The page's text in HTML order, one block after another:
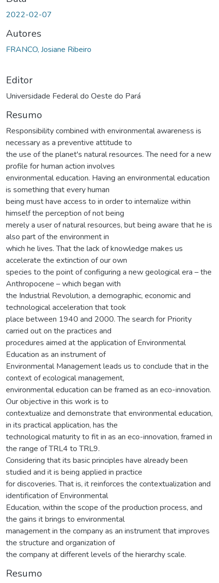
2022-02-07
Autores
FRANCO, Josiane Ribeiro
Editor
Universidade Federal do Oeste do Pará
Resumo
Responsibility combined with environmental awareness is
necessary as a preventive attitude to
the use of the planet's natural resources. The need for a new
profile for human action involves
environmental education. Having an environmental education
is something that every human
being must have access to in order to internalize within
himself the perception of not being
merely a user of natural resources, but being aware that he is
also part of the environment in
which he lives. That the lack of knowledge makes us
accelerate the extinction of our own
species to the point of configuring a new geological era – the
Anthropocene – which began with
the Industrial Revolution, a demographic, economic and
technological acceleration that took
place between 1940 and 2000. The search for Priority
carried out on the practices and
procedures aimed at the application of Environmental
Education as an instrument of
Environmental Management leads us to conclude that in the
context of ecological management,
environmental education can be framed as an eco-innovation.
Our objective in this work is to
contextualize and demonstrate that environmental education,
in its practical application, has the
technological maturity to fit in as an eco-innovation, framed in
the range of TRL4 to TRL9.
Considering that its basic principles have already been
studied and it is being applied in practice
for discoveries. That is, it reinforces the contextualization and
identification of Environmental
Education, within the scope of the production process, and
the gains it brings to environmental
management in the company as an instrument that improves
the structure and organization of
the company at different levels of the hierarchy scale.
Resumo